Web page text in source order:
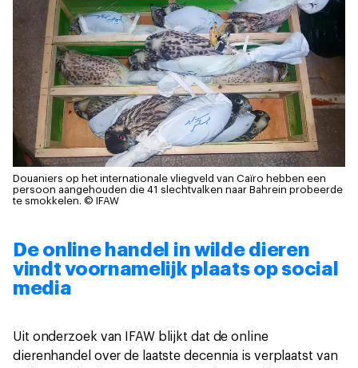
Douaniers op het internationale vliegveld van Caïro hebben een
persoon aangehouden die 41 slechtvalken naar Bahrein probeerde
te smokkelen. © IFAW
De online handel in wilde dieren
vindt voornamelijk plaats op social
media
Uit onderzoek van IFAW blijkt dat de online
dierenhandel over de laatste decennia is verplaatst van